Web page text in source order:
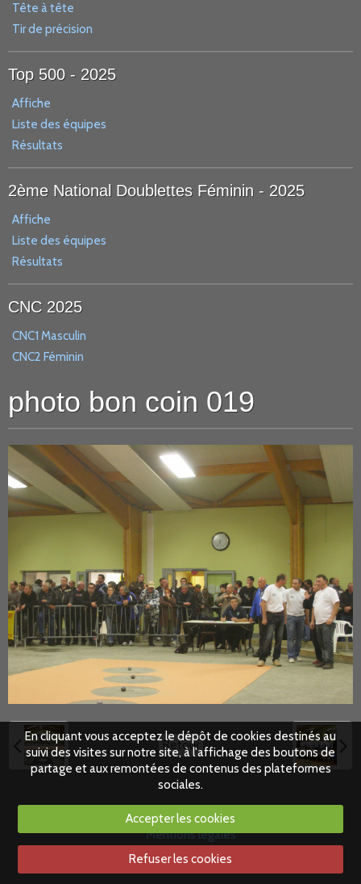
Tête à tête
Tir de précision
Top 500 - 2025
Affiche
Liste des équipes
Résultats
2ème National Doublettes Féminin - 2025
Affiche
Liste des équipes
Résultats
CNC 2025
CNC1 Masculin
CNC2 Féminin
photo bon coin 019
Retour
Mentions légales
En cliquant vous acceptez le dépôt de cookies destinés au
suivi des visites sur notre site, à l'affichage des boutons de
partage et aux remontées de contenus des plateformes
sociales.
Accepter les cookies
Refuser les cookies